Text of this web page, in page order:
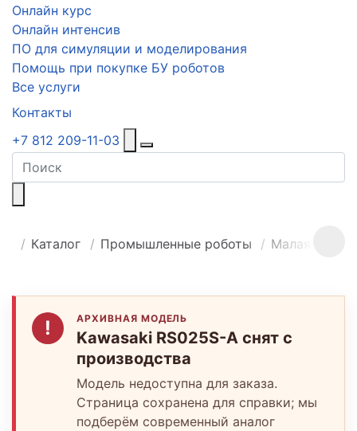
Онлайн курс
Онлайн интенсив
ПО для симуляции и моделирования
Помощь при покупке БУ роботов
Все услуги
Контакты
+7 812 209-11-03
Поиск
Каталог Промышленные роботы Малая-
! АРХИВНАЯ МОДЕЛЬ
Kawasaki RS025S-A снят с
производства
Модель недоступна для заказа.
Страница сохранена для справки; мы
подберём современный аналог